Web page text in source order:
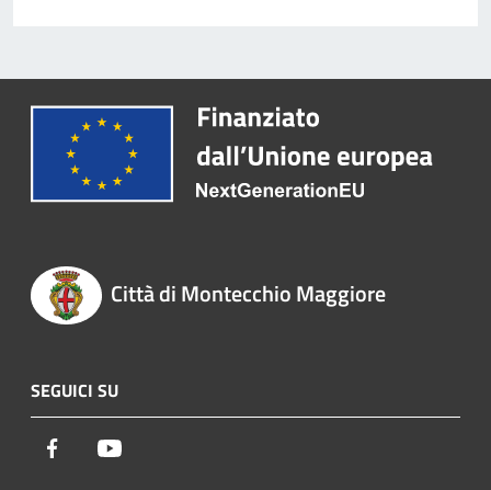
Città di Montecchio Maggiore
SEGUICI SU
Facebook